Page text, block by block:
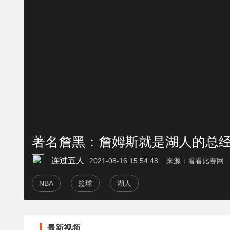
著名詹黑：詹姆斯就是湖人的总
连过五人 2021-08-16 15:54:48 来源：看看比赛网
NBA 篮球 湖人
最新视频